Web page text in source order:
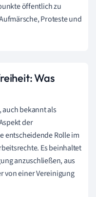
öffentlich zu
Proteste und
Was
auch bekannt als
der
entscheidende Rolle im
Es beinhaltet
anzuschließen, aus
von einer Vereinigung